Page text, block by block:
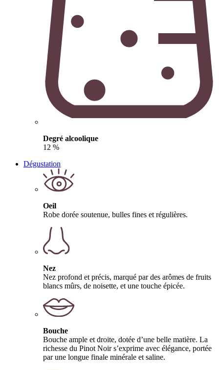
Degré alcoolique
12 %
Dégustation
Oeil
Robe dorée soutenue, bulles fines et régulières.
Nez
Nez profond et précis, marqué par des arômes de fruits
blancs mûrs, de noisette, et une touche épicée.
Bouche
Bouche ample et droite, dotée d’une belle matière. La
richesse du Pinot Noir s’exprime avec élégance, portée
par une longue finale minérale et saline.